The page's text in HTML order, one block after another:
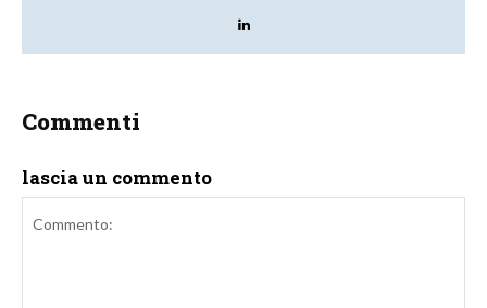
Commenti
lascia un commento